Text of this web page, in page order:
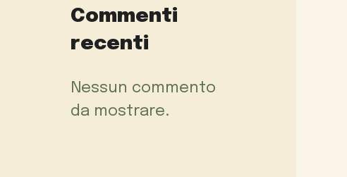
Commenti
recenti
Nessun commento
da mostrare.